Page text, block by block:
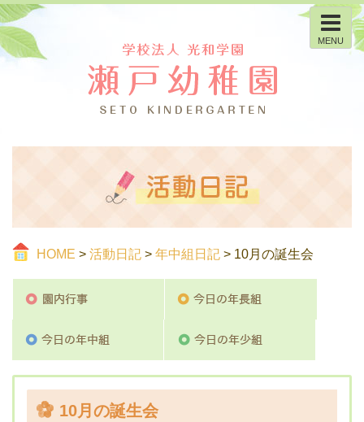
MENU
HOME > 活動日記 > 年中組日記 > 10月の誕生会
10月の誕生会